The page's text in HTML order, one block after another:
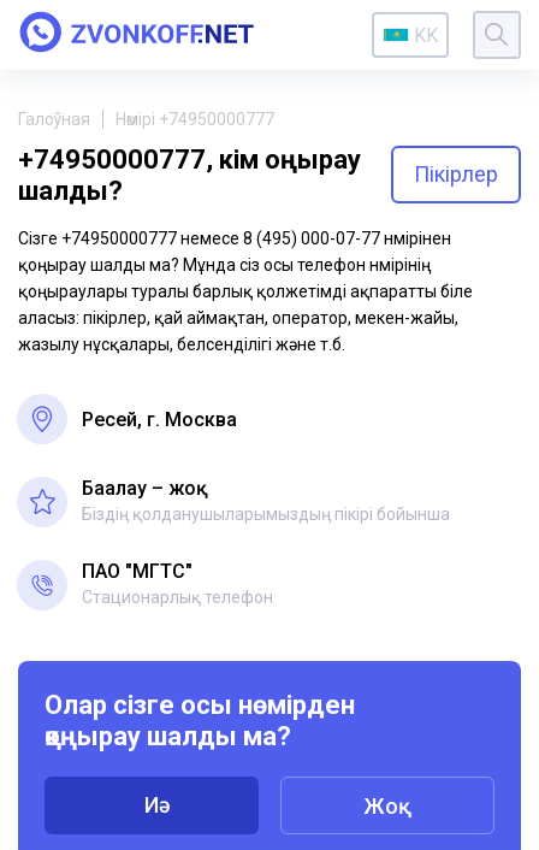
KK
Галоўная Нөмірі +74950000777
+74950000777, кім қоңырау
шалды?
Пікірлер
Сізге +74950000777 немесе 8 (495) 000-07-77 нөмірінен
қоңырау шалды ма? Мұнда сіз осы телефон нөмірінің
қоңыраулары туралы барлық қолжетімді ақпаратты біле
аласыз: пікірлер, қай аймақтан, оператор, мекен-жайы,
жазылу нұсқалары, белсенділігі және т.б.
Ресей, г. Москва
Бағалау – жоқ
Біздің қолданушыларымыздың пікірі бойынша
ПАО "МГТС"
Стационарлық телефон
Олар сізге осы нөмірден
қоңырау шалды ма?
Иә Жоқ